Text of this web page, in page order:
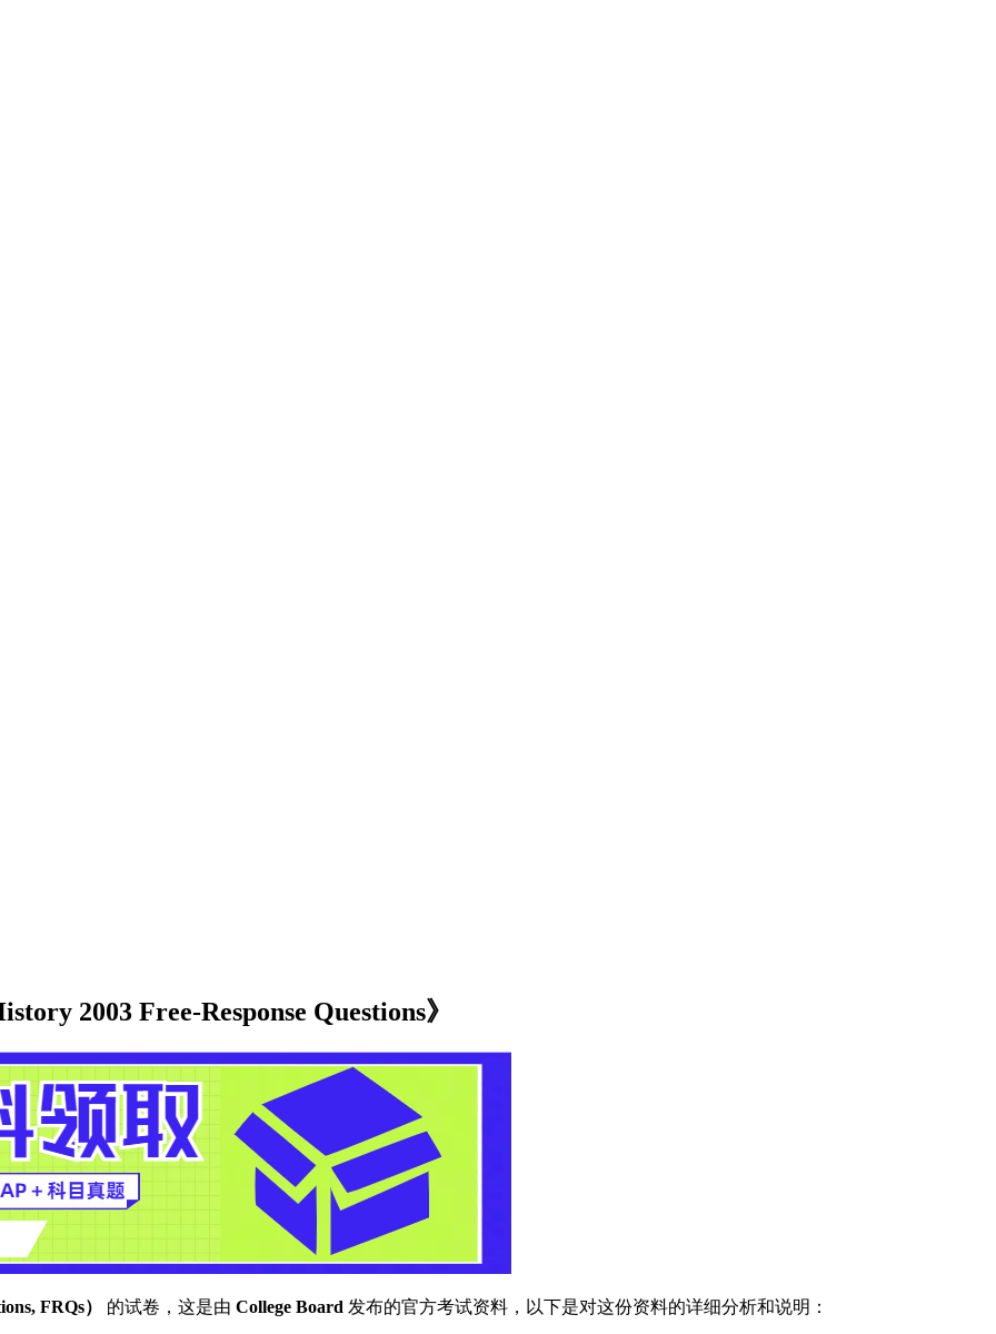
2003 Free-Response Questions》
FRQs） 的试卷，这是由 College Board 发布的官方考试资料，以下是对这份资料的详细分析和说明：